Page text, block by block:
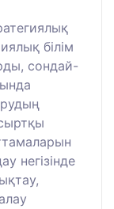
білім
сондай-
негізінде